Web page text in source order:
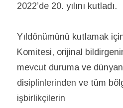
2022’de 20. yılını kutladı.
Yıldönümünü kutlamak
Komitesi, orijinal
mevcut duruma ve
disiplinlerinden ve tüm
işbirlikçilerin